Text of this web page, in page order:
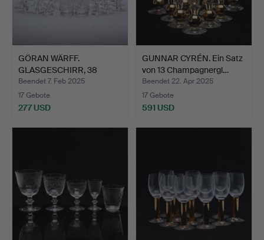
GÖRAN WÄRFF.
GLASGESCHIRR, 38
STÜCK, „PRIN…
Beendet 7. Feb 2025
17 Gebote
277 USD
GUNNAR CYRÉN. Ein Satz
von 13 Champagnergl…
Beendet 22. Apr 2025
17 Gebote
591 USD